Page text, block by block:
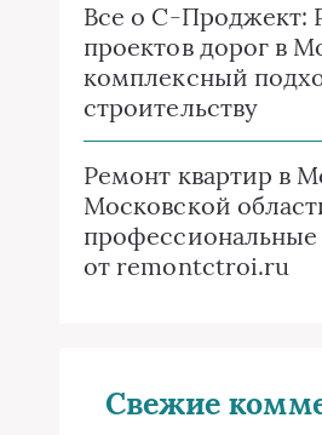
Все о C-Проджект:
проектов дорог в
комплексный
строительству
Ремонт квартир в
Московской
от remontctroi.ru
Свежие